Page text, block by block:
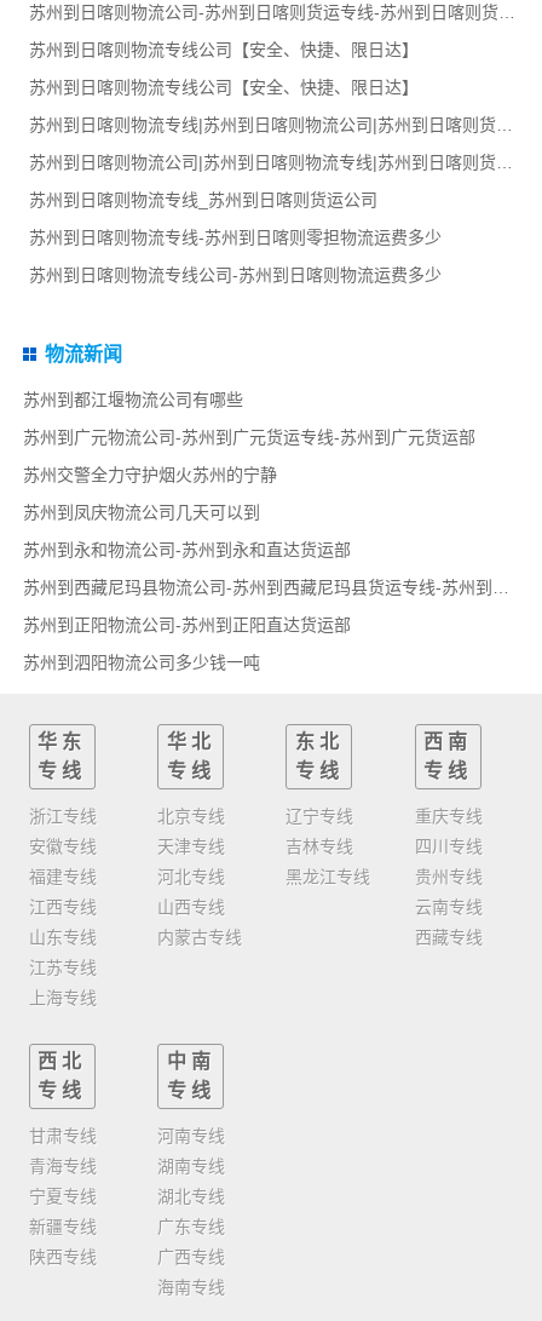
苏州到日喀则物流公司-苏州到日喀则货运专线-苏州到日喀则货运部
苏州到日喀则物流专线公司【安全、快捷、限日达】
苏州到日喀则物流专线公司【安全、快捷、限日达】
苏州到日喀则物流专线|苏州到日喀则物流公司|苏州到日喀则货运专线
苏州到日喀则物流公司|苏州到日喀则物流专线|苏州到日喀则货运部
苏州到日喀则物流专线_苏州到日喀则货运公司
苏州到日喀则物流专线-苏州到日喀则零担物流运费多少
苏州到日喀则物流专线公司-苏州到日喀则物流运费多少
物流新闻
苏州到都江堰物流公司有哪些
苏州到广元物流公司-苏州到广元货运专线-苏州到广元货运部
苏州交警全力守护烟火苏州的宁静
苏州到凤庆物流公司几天可以到
苏州到永和物流公司-苏州到永和直达货运部
苏州到正阳物流公司-苏州到正阳直达货运部
苏州到泗阳物流公司多少钱一吨
华东
专线
浙江专线
安徽专线
福建专线
江西专线
山东专线
江苏专线
上海专线
华北
专线
北京专线
天津专线
河北专线
山西专线
内蒙古专线
东北
专线
辽宁专线
吉林专线
黑龙江专线
西南
专线
重庆专线
四川专线
贵州专线
云南专线
西藏专线
西北
专线
甘肃专线
青海专线
宁夏专线
新疆专线
陕西专线
中南
专线
河南专线
湖南专线
湖北专线
广东专线
广西专线
海南专线